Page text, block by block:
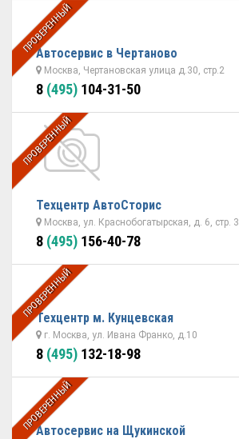
ПРОВЕРЕННЫЙ
Автосервис в Чертаново
Москва, Чертановская улица д.30, стр.2
8 (495) 104-31-50
ПРОВЕРЕННЫЙ
Техцентр АвтоСторис
Москва, ул. Краснобогатырская, д. 6, стр. 3
8 (495) 156-40-78
ПРОВЕРЕННЫЙ
Техцентр м. Кунцевская
г. Москва, ул. Ивана Франко, д.10
8 (495) 132-18-98
ПРОВЕРЕННЫЙ
Автосервис на Щукинской